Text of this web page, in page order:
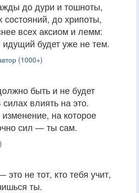
до дури и тошноты,
состояний, до хрипоты,
всех аксиом и лемм:
будет уже не тем.
(1000+)
быть и не будет
влиять на это.
на которое
сил — ты сам.
это не тот, кто тебя учит,
ты.